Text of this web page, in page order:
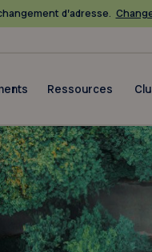
d’adresse.
Ressources